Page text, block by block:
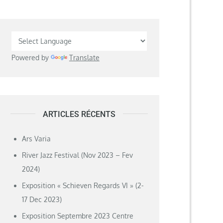
Powered by Translate
ARTICLES RÉCENTS
Ars Varia
River Jazz Festival (Nov 2023 – Fev
2024)
Exposition « Schieven Regards VI » (2-
17 Dec 2023)
Exposition Septembre 2023 Centre